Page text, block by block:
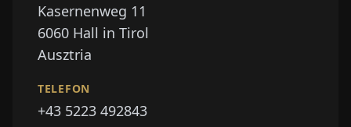
Kasernenweg 11
6060 Hall in Tirol
Ausztria
TELEFON
+43 5223 492843